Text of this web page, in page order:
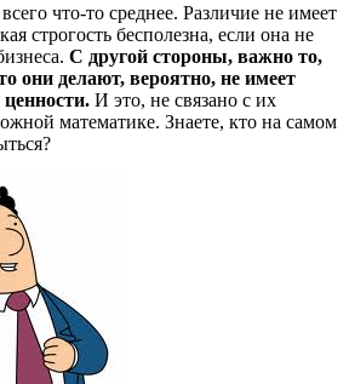
что-то среднее. Различие не имеет
строгость бесполезна, если она не
С другой стороны, важно то,
они делают, вероятно, не имеет
И это, не связано с их
математике. Знаете, кто на самом